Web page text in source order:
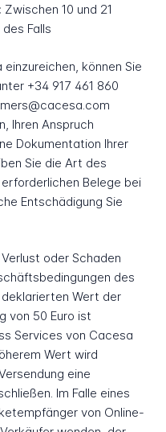
Zwischen 10 und 21
Falls
können Sie
+34 917 461 860
Ihren Anspruch
Dokumentation Ihrer
Sie die Art des
Belege bei
Entschädigung Sie
oder Schaden
des
Wert der
von 50 Euro ist
Services von Cacesa
Wert wird
eine
Im Falle eines
von Online-